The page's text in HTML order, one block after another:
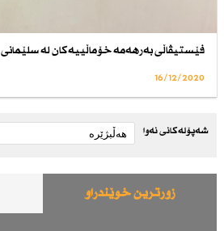
فێستیڤاڵی به‌رهه‌مه‌ خۆماڵییه‌كان له‌ سلێمانی
16/12/2020
شەپۆلەکانی نەوا
زۆرترین خوێندراو